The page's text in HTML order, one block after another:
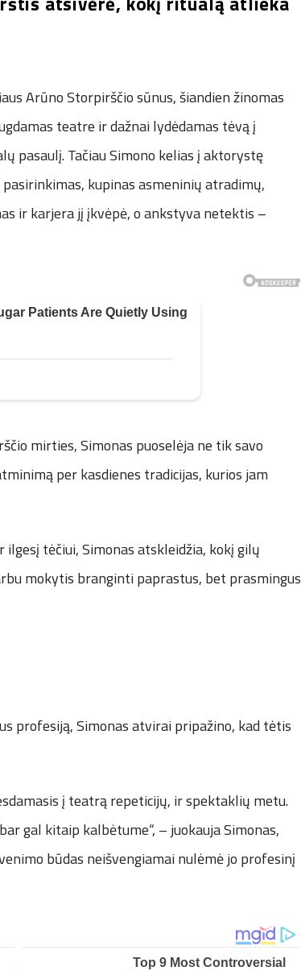
Arūno Storpirščio sūnus, šiandien žinomas
teatre ir dažnai lydėdamas tėvą į
pasaulį. Tačiau Simono kelias į aktorystę
kupinas asmeninių atradimų,
ir karjera jį įkvėpė, o ankstyva netektis –
mirties, Simonas puoselėja ne tik savo
per kasdienes tradicijas, kurios jam
tėčiui, Simonas atskleidžia, kokį gilų
mokytis branginti paprastus, bet prasmingus
profesiją, Simonas atvirai pripažino, kad tėtis
į teatrą repeticijų, ir spektaklių metu.
gal kitaip kalbėtume“, – juokauja Simonas,
būdas neišvengiamai nulėmė jo profesinį